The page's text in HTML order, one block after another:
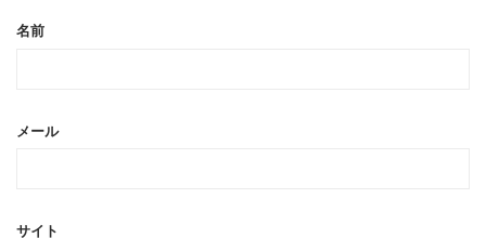
名前
メール
サイト